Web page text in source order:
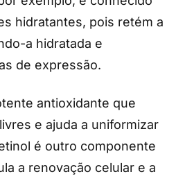
hidratantes, pois retém a
a hidratada e
de expressão.
antioxidante que
e ajuda a uniformizar
é outro componente
a renovação celular e a